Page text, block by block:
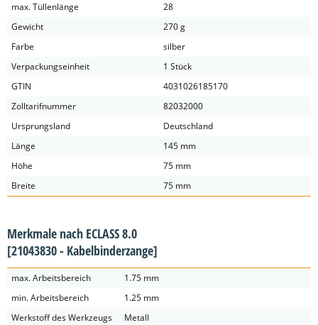
max. Tüllenlänge
28
Gewicht
270 g
Farbe
silber
Verpackungseinheit
1 Stück
GTIN
4031026185170
Zolltarifnummer
82032000
Ursprungsland
Deutschland
Länge
145 mm
Höhe
75 mm
Breite
75 mm
Merkmale nach ECLASS 8.0
[21043830 - Kabelbinderzange]
max. Arbeitsbereich
1.75 mm
min. Arbeitsbereich
1.25 mm
Werkstoff des Werkzeugs
Metall